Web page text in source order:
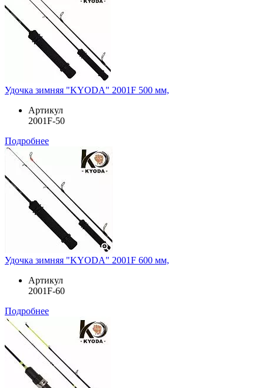
Удочка зимняя "KYODA" 2001F 500 мм,
Артикул
2001F-50
Подробнее
Удочка зимняя "KYODA" 2001F 600 мм,
Артикул
2001F-60
Подробнее